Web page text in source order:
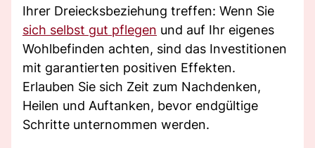
Ihrer Dreiecksbeziehung treffen: Wenn Sie
sich selbst gut pflegen und auf Ihr eigenes
Wohlbefinden achten, sind das Investitionen
mit garantierten positiven Effekten.
Erlauben Sie sich Zeit zum Nachdenken,
Heilen und Auftanken, bevor endgültige
Schritte unternommen werden.